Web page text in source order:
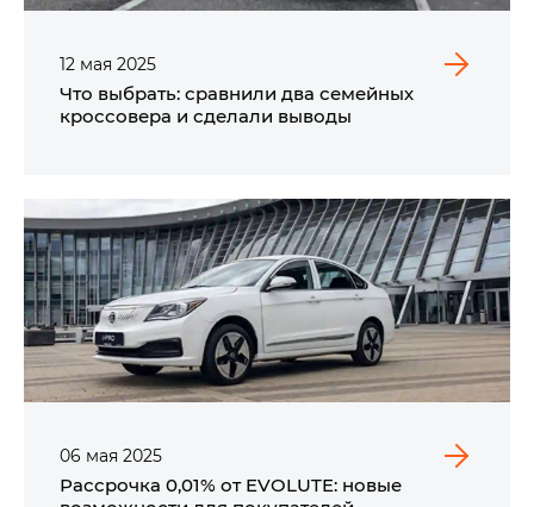
12 мая 2025
Что выбрать: сравнили два семейных
кроссовера и сделали выводы
06 мая 2025
Рассрочка 0,01% от EVOLUTE: новые